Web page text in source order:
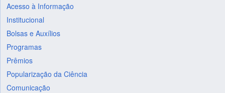
Acesso à Informação
Institucional
Bolsas e Auxílios
Programas
Prêmios
Popularização da Ciência
Comunicação